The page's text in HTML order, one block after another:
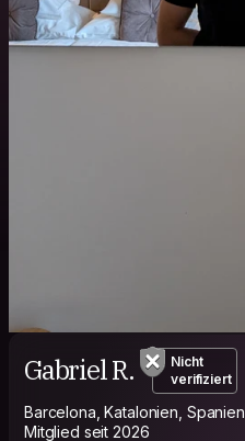
Gabriel R.
Nicht
verifiziert
Barcelona, Katalonien, Spanien
Mitglied seit 2026